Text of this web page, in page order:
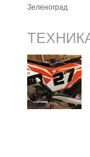
Зеленоград